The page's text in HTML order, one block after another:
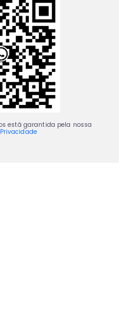
está garantida pela nossa